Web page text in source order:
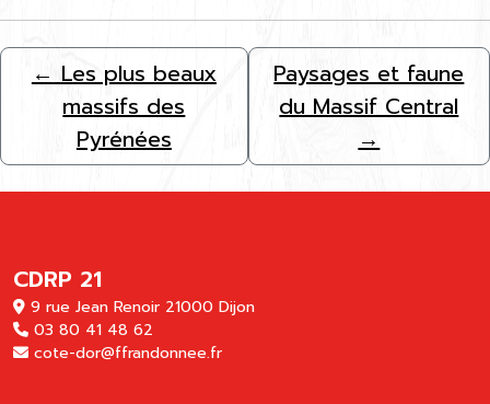
← Les plus beaux
massifs des
Pyrénées
Paysages et faune
du Massif Central
→
CDRP 21
9 rue Jean Renoir 21000 Dijon
03 80 41 48 62
cote-dor@ffrandonnee.fr